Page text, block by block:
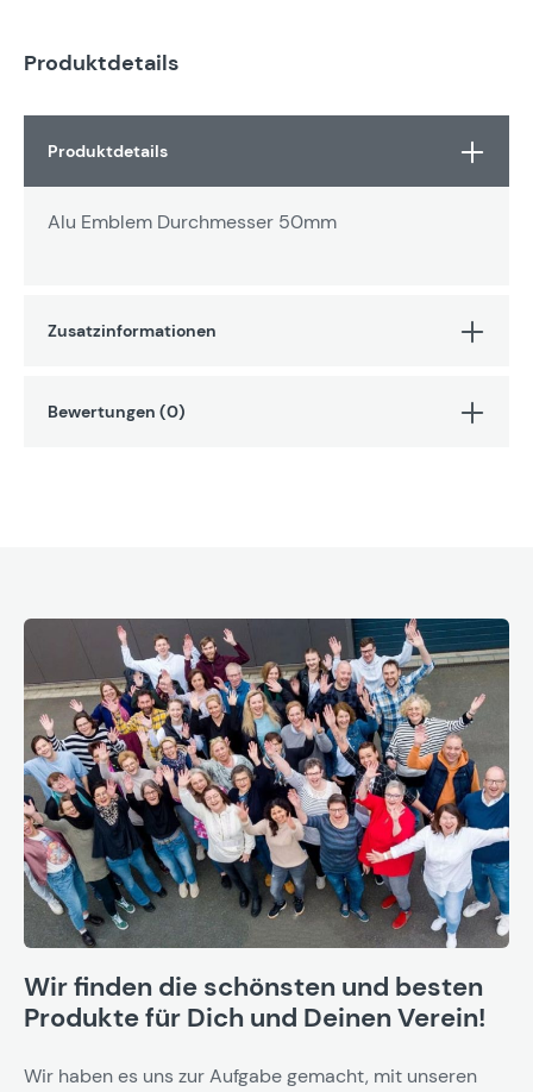
Produktdetails
Produktdetails
Alu Emblem Durchmesser 50mm
Zusatzinformationen
Bewertungen (0)
Wir finden die schönsten und besten
Produkte für Dich und Deinen Verein!
Wir haben es uns zur Aufgabe gemacht, mit unseren